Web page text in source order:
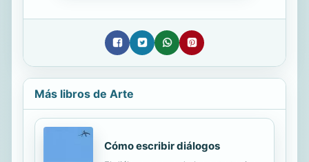
Más libros de Arte
Cómo escribir diálogos